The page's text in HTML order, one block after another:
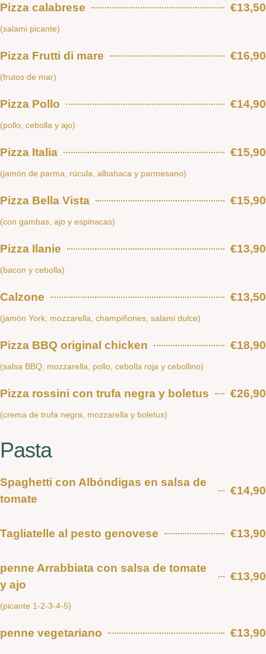
Pizza calabrese €13,50
(salami picante)
Pizza Frutti di mare €16,90
(frutos de mar)
Pizza Pollo €14,90
(pollo, cebolla y ajo)
Pizza Italia €15,90
(jamón de parma, rúcula, albahaca y parmesano)
Pizza Bella Vista €15,90
(con gambas, ajo y espinacas)
Pizza Ilanie €13,90
(bacon y cebolla)
Calzone €13,50
(jamón York, mozzarella, champiñones, salami dulce)
Pizza BBQ original chicken €18,90
(salsa BBQ, mozzarella, pollo, cebolla roja y cebollino)
Pizza rossini con trufa negra y boletus €26,90
(crema de trufa negra, mozzarella y boletus)
Pasta
Spaghetti con Albóndigas en salsa de
tomate
€14,90
Tagliatelle al pesto genovese €13,90
penne Arrabbiata con salsa de tomate
y ajo
€13,90
(picante 1-2-3-4-5)
penne vegetariano €13,90